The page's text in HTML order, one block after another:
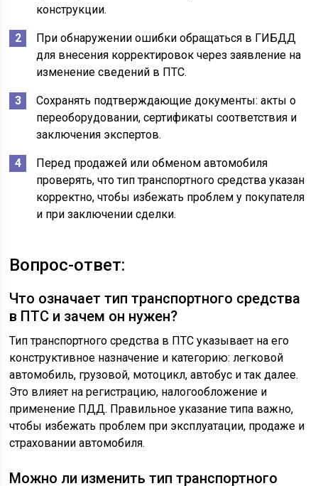
конструкции.
При обнаружении ошибки обращаться в ГИБДД
для внесения корректировок через заявление на
изменение сведений в ПТС.
Сохранять подтверждающие документы: акты о
переоборудовании, сертификаты соответствия и
заключения экспертов.
Перед продажей или обменом автомобиля
проверять, что тип транспортного средства указан
корректно, чтобы избежать проблем у покупателя
и при заключении сделки.
Вопрос-ответ:
Что означает тип транспортного средства
в ПТС и зачем он нужен?
Тип транспортного средства в ПТС указывает на его
конструктивное назначение и категорию: легковой
автомобиль, грузовой, мотоцикл, автобус и так далее.
Это влияет на регистрацию, налогообложение и
применение ПДД. Правильное указание типа важно,
чтобы избежать проблем при эксплуатации, продаже и
страховании автомобиля.
Можно ли изменить тип транспортного